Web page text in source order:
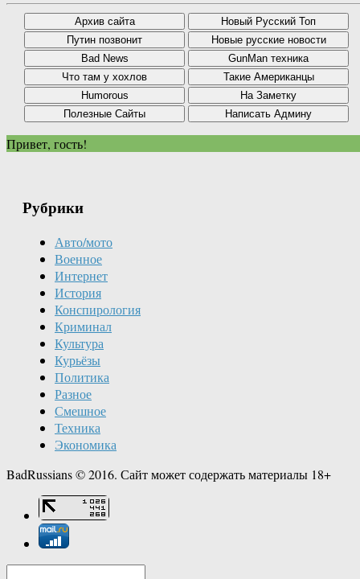
Привет, гость!
Рубрики
Авто/мото
Военное
Интернет
История
Конспирология
Криминал
Культура
Курьёзы
Политика
Разное
Смешное
Техника
Экономика
BadRussians © 2016. Сайт может содержать материалы 18+